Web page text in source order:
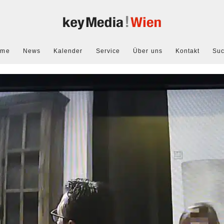
News Kalender Service Über uns Kontakt